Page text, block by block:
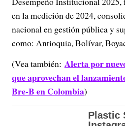
en la medición de 2024,
nacional en gestión pública y
como: Antioquia, Bolívar,
(Vea también: Alerta por
que aprovechan el
Bre-B en Colombia)